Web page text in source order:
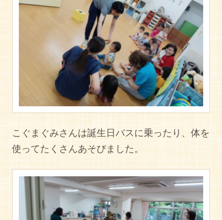
こぐまぐみさんは誕生日バスに乗ったり、体を
使ってたくさんあそびました。